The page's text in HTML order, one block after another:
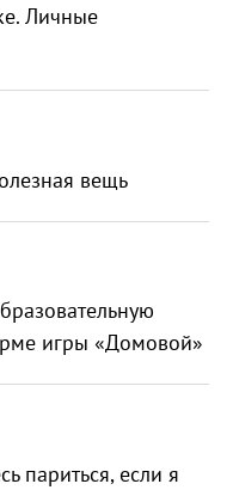
Личные
вещь
игры «Домовой»
париться, если я